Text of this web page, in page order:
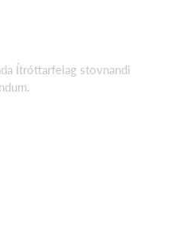
Ítróttarfelag stovnandi